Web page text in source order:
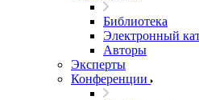
Библиотека
Электронный
Авторы
Эксперты
Конференции